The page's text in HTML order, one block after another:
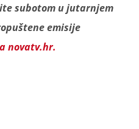
subotom u jutarnjem
emisije
novatv.hr.